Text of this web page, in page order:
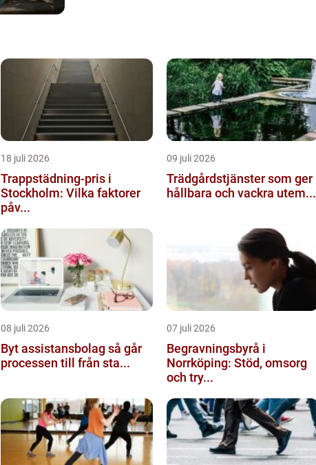
18 juli 2026
Trappstädning-pris i
Stockholm: Vilka faktorer
påv...
09 juli 2026
Trädgårdstjänster som ger
hållbara och vackra utem...
08 juli 2026
Byt assistansbolag så går
processen till från sta...
07 juli 2026
Begravningsbyrå i
Norrköping: Stöd, omsorg
och try...